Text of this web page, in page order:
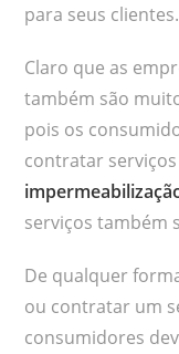
para seus clientes.
Claro que as
também são
pois os
contratar
serviços também
De qualquer
ou contratar um
consumidores